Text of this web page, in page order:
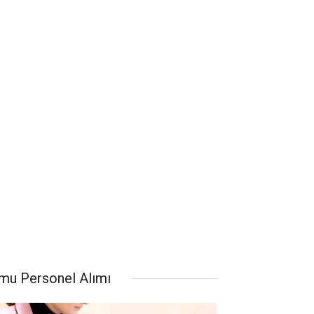
Personel Alımı